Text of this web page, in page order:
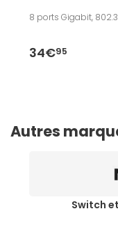
8 ports Gigabit,
34€95
Autres
Switch